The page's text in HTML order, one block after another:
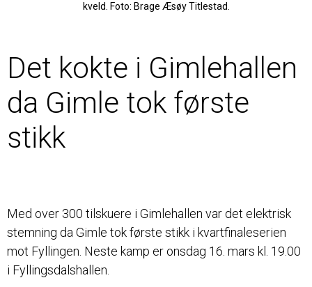
Det kokte i Gimlehallen
da Gimle tok første
stikk
Med over 300 tilskuere i Gimlehallen var det elektrisk
stemning da Gimle tok første stikk i kvartfinaleserien
mot Fyllingen. Neste kamp er onsdag 16. mars kl. 19.00
i Fyllingsdalshallen.
kveld. Foto: Brage Æsøy Titlestad.